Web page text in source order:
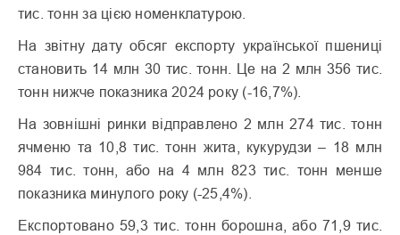
тис. тонн за цією номенклатурою.
На звітну дату обсяг експорту української пшениці
становить 14 млн 30 тис. тонн. Це на 2 млн 356 тис.
тонн нижче показника 2024 року (-16,7%).
На зовнішні ринки відправлено 2 млн 274 тис. тонн
ячменю та 10,8 тис. тонн жита, кукурудзи – 18 млн
984 тис. тонн, або на 4 млн 823 тис. тонн менше
показника минулого року (-25,4%).
Експортовано 59,3 тис. тонн борошна, або 71,9 тис.